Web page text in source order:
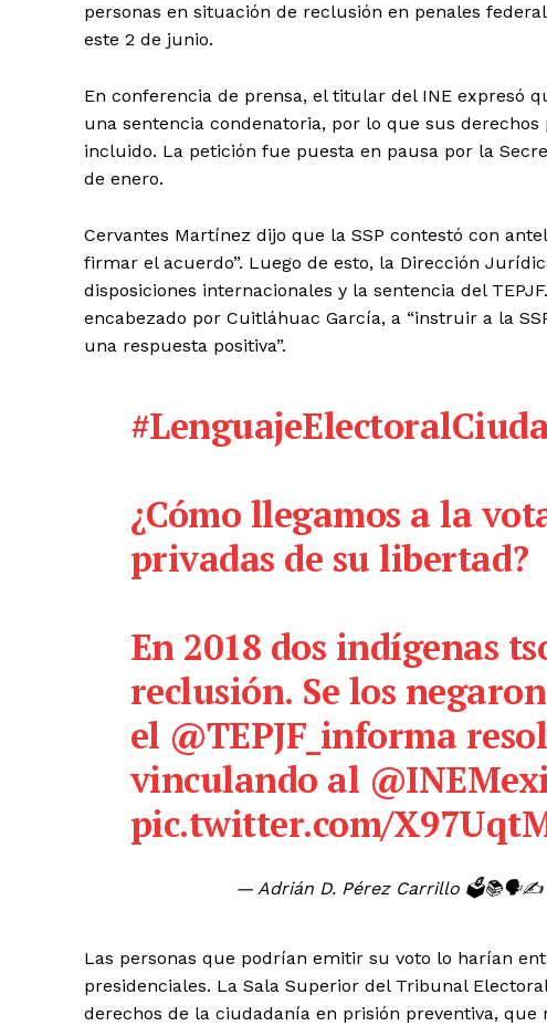
El
SUSCRIBIRSE
personas en situación de reclusión en penales
este 2 de junio.
En conferencia de prensa, el titular del INE expresó
una sentencia condenatoria, por lo que sus
incluido. La petición fue puesta en pausa por la
de enero.
Cervantes Martínez dijo que la SSP contestó con
firmar el acuerdo”. Luego de esto, la Dirección
disposiciones internacionales y la sentencia del
encabezado por Cuitláhuac García, a “instruir a la
una respuesta positiva”.
¿Cómo llegamos a la
privadas de su libertad?
En 2018 dos indígenas
reclusión. Se los
el @TEPJF_informa
vinculando al
pic.twitter.com/
— Adrián D. Pérez Carrillo 🗳️📚🗣️✍️
Las personas que podrían emitir su voto lo harían
presidenciales. La Sala Superior del Tribunal
derechos de la ciudadanía en prisión preventiva,